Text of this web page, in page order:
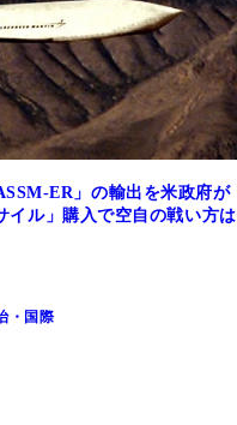
ER」の輸出を米政府が
ル」購入で空自の戦い方は
・国際